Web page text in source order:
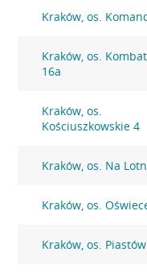
Kraków, os.
Kraków, os.
16a
Kraków, os.
Kościuszkowskie 4
Kraków, os. Na
Kraków, os.
Kraków, os. Piastów